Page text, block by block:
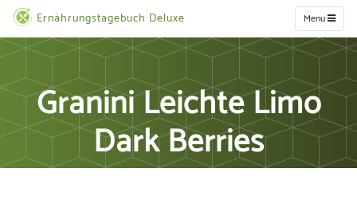
Ernährungstagebuch Deluxe Menu
Granini Leichte Limo
Dark Berries